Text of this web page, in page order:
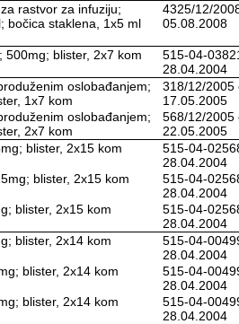
rastvor za infuziju;
bočica staklena, 1x5 ml
4325/12/
05.08.2008
500mg; blister, 2x7 kom
515-04-
28.04.2004
oslobađanjem;
1x7 kom
318/12/2005
17.05.2005
oslobađanjem;
2x7 kom
568/12/2005
22.05.2005
blister, 2x15 kom
515-04-
28.04.2004
blister, 2x15 kom
515-04-
28.04.2004
blister, 2x15 kom
515-04-
28.04.2004
blister, 2x14 kom
515-04-
28.04.2004
blister, 2x14 kom
515-04-
28.04.2004
blister, 2x14 kom
515-04-
28.04.2004